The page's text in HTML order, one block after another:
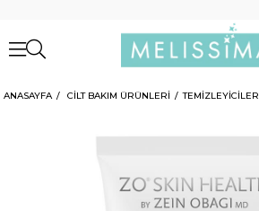
ANASAYFA CİLT BAKIM ÜRÜNLERİ TEMİZLEYİCİLER